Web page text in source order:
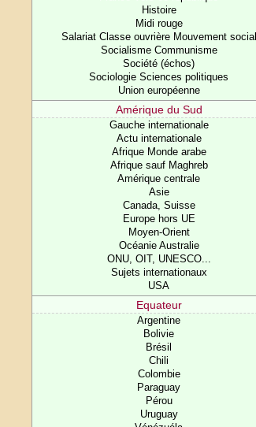
Histoire
Midi rouge
Salariat Classe ouvrière Mouvement social
Socialisme Communisme
Société (échos)
Sociologie Sciences politiques
Union européenne
Amérique du Sud
Gauche internationale
Actu internationale
Afrique Monde arabe
Afrique sauf Maghreb
Amérique centrale
Asie
Canada, Suisse
Europe hors UE
Moyen-Orient
Océanie Australie
ONU, OIT, UNESCO...
Sujets internationaux
USA
Equateur
Argentine
Bolivie
Brésil
Chili
Colombie
Paraguay
Pérou
Uruguay